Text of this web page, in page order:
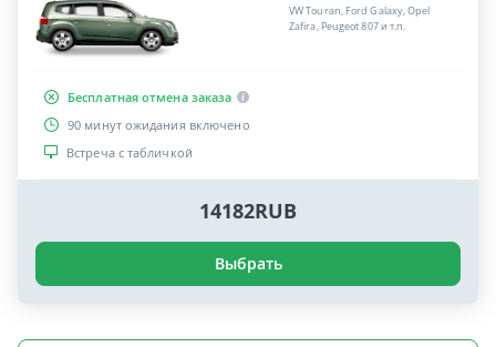
VW Touran, Ford Galaxy, Opel
Zafira, Peugeot 807 и т.п.
Бесплатная отмена заказа
90 минут ожидания включено
Встреча с табличкой
14182RUB
Выбрать